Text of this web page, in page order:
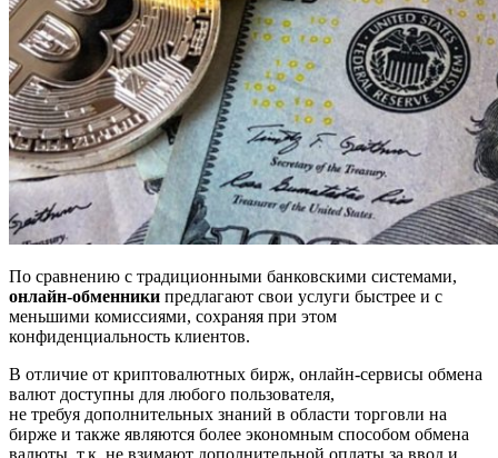
По сравнению с традиционными банковскими системами,
онлайн-обменники предлагают свои услуги быстрее и с
меньшими комиссиями, сохраняя при этом
конфиденциальность клиентов.
В отличие от криптовалютных бирж, онлайн-сервисы обмена
валют доступны для любого пользователя,
не требуя дополнительных знаний в области торговли на
бирже и также являются более экономным способом обмена
валюты, т.к. не взимают дополнительной оплаты за ввод и